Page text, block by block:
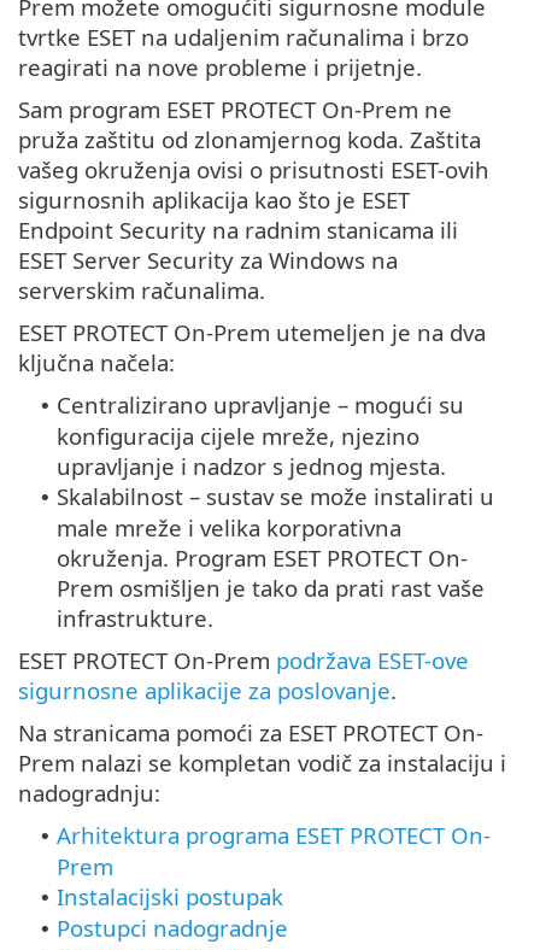
Prem možete omogućiti sigurnosne module
tvrtke ESET na udaljenim računalima i brzo
reagirati na nove probleme i prijetnje.
Sam program ESET PROTECT On-Prem ne
pruža zaštitu od zlonamjernog koda. Zaštita
vašeg okruženja ovisi o prisutnosti ESET-ovih
sigurnosnih aplikacija kao što je ESET
Endpoint Security na radnim stanicama ili
ESET Server Security za Windows na
serverskim računalima.
ESET PROTECT On-Prem utemeljen je na dva
ključna načela:
• Centralizirano upravljanje – mogući su
konfiguracija cijele mreže, njezino
upravljanje i nadzor s jednog mjesta.
• Skalabilnost – sustav se može instalirati u
male mreže i velika korporativna
okruženja. Program ESET PROTECT On-
Prem osmišljen je tako da prati rast vaše
infrastrukture.
ESET PROTECT On-Prem podržava ESET-ove
sigurnosne aplikacije za poslovanje.
Na stranicama pomoći za ESET PROTECT On-
Prem nalazi se kompletan vodič za instalaciju i
nadogradnju:
• Arhitektura programa ESET PROTECT On-
Prem
• Instalacijski postupak
• Postupci nadogradnje